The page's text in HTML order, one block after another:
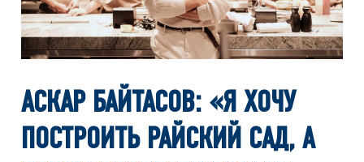
АСКАР БАЙТАСОВ: «Я ХОЧУ
ПОСТРОИТЬ РАЙСКИЙ САД, А